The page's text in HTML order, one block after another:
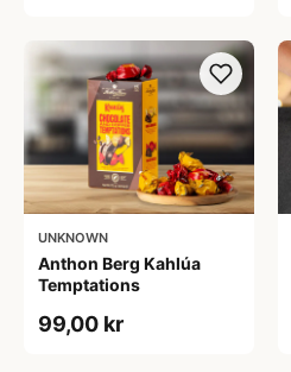
UNKNOWN
Anthon Berg Kahlúa
Temptations
99,00 kr